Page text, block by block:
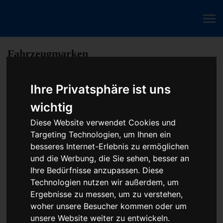
Ihre Privatsphäre ist uns
wichtig
Diese Website verwendet Cookies und
Targeting Technologien, um Ihnen ein
besseres Internet-Erlebnis zu ermöglichen
und die Werbung, die Sie sehen, besser an
Ihre Bedürfnisse anzupassen. Diese
Technologien nutzen wir außerdem, um
Ergebnisse zu messen, um zu verstehen,
woher unsere Besucher kommen oder um
unsere Website weiter zu entwickeln.
Fahrzeugmarken
Baumaschine Turbolader Reparatur oder
Austauschgerät KVA
Unser Betrieb steht für kostengünstige Prüfungen und
Reparaturen von Steuergeräten aller Art, unter anderem von
Motor-Steuergeräten, Airbag-Steuergeräten, ABS-Steuergeräten
uvm. STEUBEL® verfügt dabei über viel Erfahrung und
ausgewiesene Expertise bei PKW-Steuergeräten und
insbesondere Motor-steuergeräte Reparaturen. So ermöglicht
STEUBEL® eine Steuergeräte Reparatur für nahezu aller
Hersteller und Fahrzeugarten - sei es Motorrad oder LKW.
Auch die Reparatur von Heizungssteuerungen oder